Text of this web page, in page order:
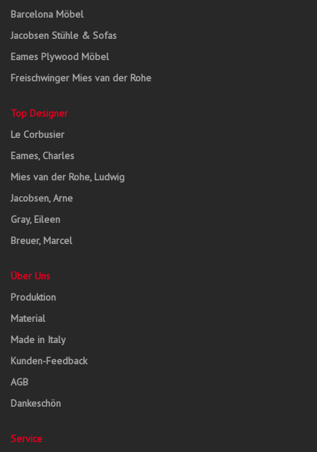
Barcelona Möbel
Jacobsen Stühle & Sofas
Eames Plywood Möbel
Freischwinger Mies van der Rohe
Top Designer
Le Corbusier
Eames, Charles
Mies van der Rohe, Ludwig
Jacobsen, Arne
Gray, Eileen
Breuer, Marcel
Über Uns
Produktion
Material
Made in Italy
Kunden-Feedback
AGB
Dankeschön
Service